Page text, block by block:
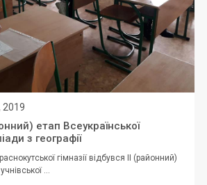
2019
етап Всеукраїнської
з географії
гімназії відбувся II (районний)
...